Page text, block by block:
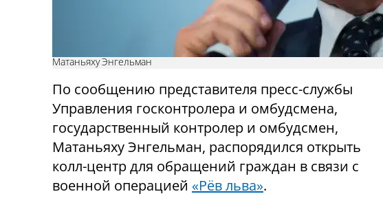
Матаньяху Энгельман
По сообщению представителя пресс-службы
Управления госконтролера и омбудсмена,
государственный контролер и омбудсмен,
Матаньяху Энгельман, распорядился открыть
колл-центр для обращений граждан в связи с
военной операцией «Рёв льва».